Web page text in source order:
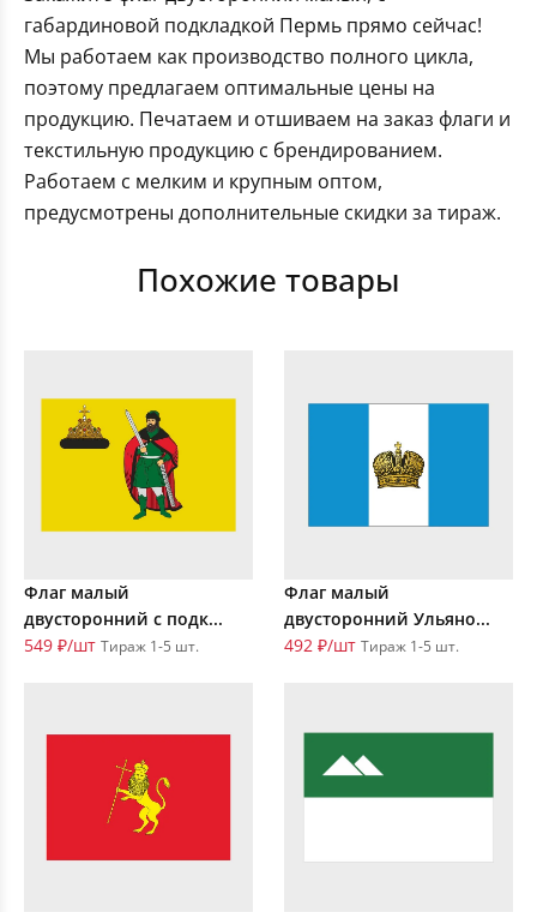
габардиновой подкладкой Пермь прямо сейчас!
Мы работаем как производство полного цикла,
поэтому предлагаем оптимальные цены на
продукцию. Печатаем и отшиваем на заказ флаги и
текстильную продукцию с брендированием.
Работаем с мелким и крупным оптом,
предусмотрены дополнительные скидки за тираж.
Похожие товары
Флаг малый
двусторонний с подк...
549 ₽/шт Тираж 1-5 шт.
Флаг малый
двусторонний Ульяно...
492 ₽/шт Тираж 1-5 шт.